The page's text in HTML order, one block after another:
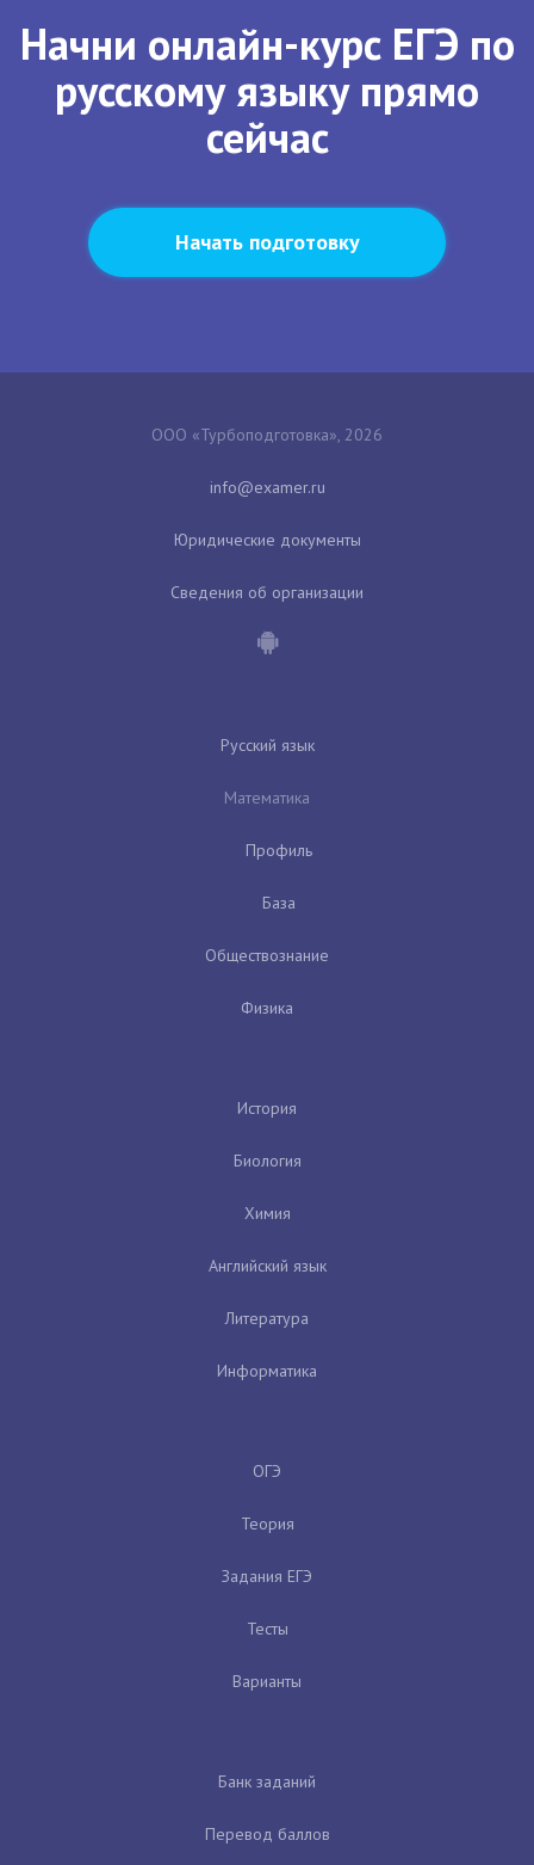
Начни онлайн-курс ЕГЭ по
русскому языку прямо
сейчас
Начать подготовку
ООО «Турбоподготовка», 2026
Юридические документы
Сведения об организации
Русский язык
Математика
Профиль
База
Обществознание
Физика
История
Биология
Химия
Английский язык
Литература
Информатика
ОГЭ
Теория
Задания ЕГЭ
Тесты
Варианты
Банк заданий
Перевод баллов